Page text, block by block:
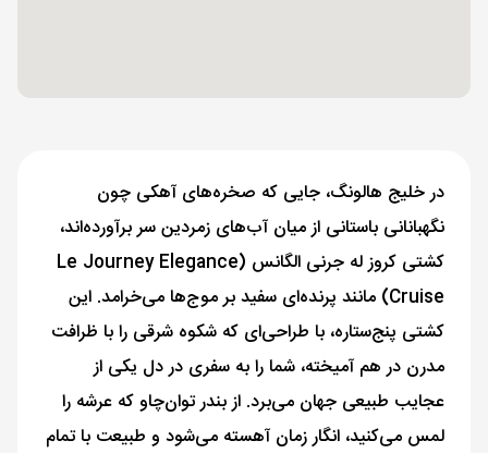
در خلیج هالونگ، جایی که صخره‌های آهکی چون
نگهبانانی باستانی از میان آب‌های زمردین سر برآورده‌اند،
کشتی کروز له جرنی الگانس (Le Journey Elegance
Cruise) مانند پرنده‌ای سفید بر موج‌ها می‌خرامد. این
کشتی پنج‌ستاره، با طراحی‌ای که شکوه شرقی را با ظرافت
مدرن در هم آمیخته، شما را به سفری در دل یکی از
عجایب طبیعی جهان می‌برد. از بندر توان‌چاو که عرشه را
لمس می‌کنید، انگار زمان آهسته می‌شود و طبیعت با تمام